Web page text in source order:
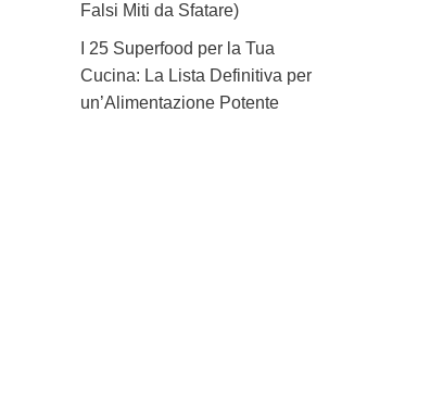
Falsi Miti da Sfatare)
I 25 Superfood per la Tua
Cucina: La Lista Definitiva per
un’Alimentazione Potente